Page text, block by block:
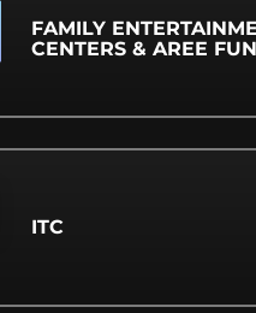
FAMILY
CENTERS & AREE FUN
ITC